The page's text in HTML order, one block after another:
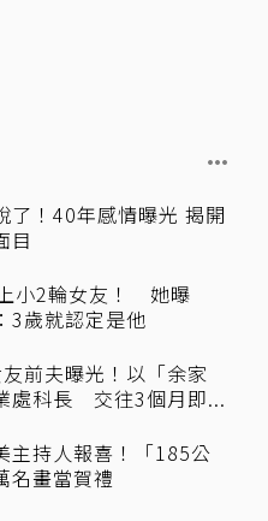
了！40年感情曝光 揭開
目
小2輪女友！ 她曝
3歲就認定是他
前夫曝光！以「余家
處科長 交往3個月即...
主持人報喜！「185公
名畫當賀禮